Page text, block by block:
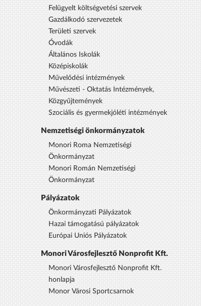
Felügyelt költségvetési szervek
Gazdálkodó szervezetek
Területi szervek
Óvodák
Általános Iskolák
Középiskolák
Művelődési intézmények
Művészeti - Oktatás Intézmények,
Közgyűjtemények
Szociális és gyermekjóléti intézmények
Nemzetiségi önkormányzatok
Monori Roma Nemzetiségi
Önkormányzat
Monori Román Nemzetiségi
Önkormányzat
Pályázatok
Önkormányzati Pályázatok
Hazai támogatású pályázatok
Európai Uniós Pályázatok
Monori Városfejlesztő Nonprofit Kft.
Monori Városfejlesztő Nonprofit Kft.
honlapja
Monor Városi Sportcsarnok